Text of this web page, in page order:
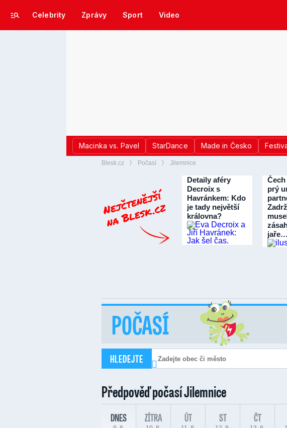
Celebrity Zprávy Sport Video
Macinka vs. Pavel StarDance Made in Česko
Blesk.cz Počasí Jilemnice
Detaily aféry
Decroix s
Havránkem: Kdo
je tady největší
královna?
prý
jaře…
POČASÍ
HLEDEJTE
Předpověď počasíJilemnice
DNES ZÍTRA ÚT ST ČT